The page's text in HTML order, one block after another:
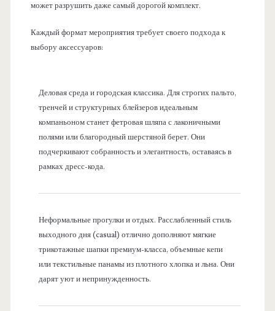
может разрушить даже самый дорогой комплект.
Каждый формат мероприятия требует своего подхода к
выбору аксессуаров:
Деловая среда и городская классика. Для строгих пальто,
тренчей и структурных блейзеров идеальным
компаньоном станет фетровая шляпа с лаконичными
полями или благородный шерстяной берет. Они
подчеркивают собранность и элегантность, оставаясь в
рамках дресс-кода.
Неформальные прогулки и отдых. Расслабленный стиль
выходного дня (casual) отлично дополняют мягкие
трикотажные шапки премиум-класса, объемные кепи
или текстильные панамы из плотного хлопка и льна. Они
дарят уют и непринужденность.